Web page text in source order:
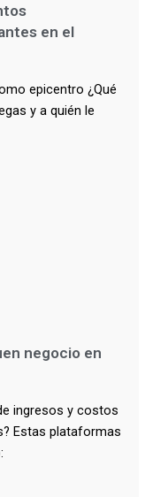
en el
epicentro ¿Qué
y a quién le
negocio en
ingresos y costos
Estas plataformas